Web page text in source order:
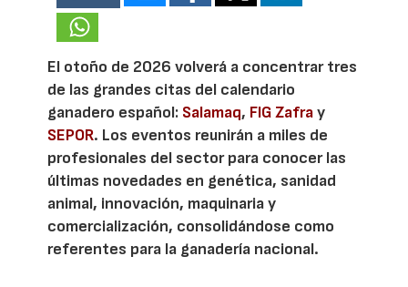
El otoño de 2026 volverá a concentrar tres
de las grandes citas del calendario
ganadero español: Salamaq, FIG Zafray
SEPOR. Los eventos reunirán a miles de
profesionales del sector para conocer las
últimas novedades en genética, sanidad
animal, innovación, maquinaria y
comercialización, consolidándose como
referentes para la ganadería nacional.